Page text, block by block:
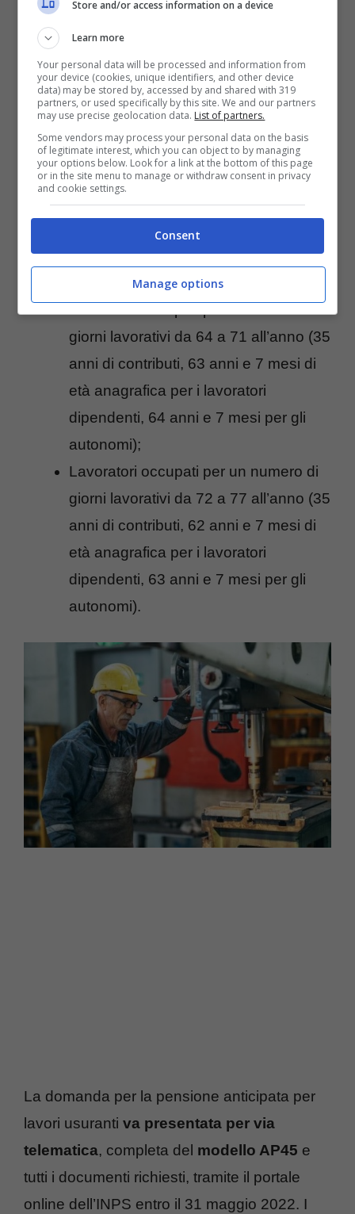
sufficente l’anzianità di 63 anni;
Hanno la possibilità di andare in pensione
anticipata anche altre categorie di lavoratori
che svolgono mansioni pesanti:
Lavoratori occupati per un numero di
giorni lavorativi pari o superiore a 78
giorni lavorativi da 64 a 71 all’anno (35
anni di contributi, 63 anni e 7 mesi di
età anagrafica per i lavoratori
dipendenti, 64 anni e 7 mesi per gli
autonomi);
Lavoratori occupati per un numero di
giorni lavorativi da 72 a 77 all’anno (35
anni di contributi, 62 anni e 7 mesi di
età anagrafica per i lavoratori
dipendenti, 63 anni e 7 mesi per gli
autonomi).
La domanda per la pensione anticipata per
lavori usuranti va presentata per via
telematica, completa del modello AP45 e
tutti i documenti richiesti, tramite il portale
online dell’INPS entro il 31 maggio 2022. I
Store and/or access information on a device
Learn more
Your personal data will be processed and information from
your device (cookies, unique identifiers, and other device
data) may be stored by, accessed by and shared with 319
partners, or used specifically by this site. We and our partners
may use precise geolocation data. List of partners.
Some vendors may process your personal data on the basis
of legitimate interest, which you can object to by managing
your options below. Look for a link at the bottom of this page
or in the site menu to manage or withdraw consent in privacy
and cookie settings.
Consent
Manage options